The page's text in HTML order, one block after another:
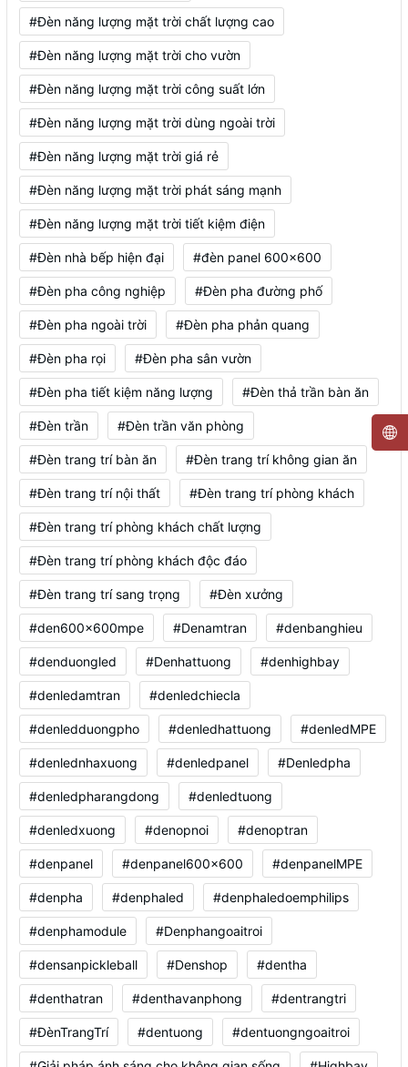
#Đèn năng lượng mặt trời chất lượng cao
#Đèn năng lượng mặt trời cho vườn
#Đèn năng lượng mặt trời công suất lớn
#Đèn năng lượng mặt trời dùng ngoài trời
#Đèn năng lượng mặt trời giá rẻ
#Đèn năng lượng mặt trời phát sáng mạnh
#Đèn năng lượng mặt trời tiết kiệm điện
#Đèn nhà bếp hiện đại #đèn panel 600x600
#Đèn pha công nghiệp #Đèn pha đường phố
#Đèn pha ngoài trời #Đèn pha phản quang
#Đèn pha rọi #Đèn pha sân vườn
#Đèn pha tiết kiệm năng lượng #Đèn thả trần bàn ăn
#Đèn trần #Đèn trần văn phòng
#Đèn trang trí bàn ăn #Đèn trang trí không gian ăn
#Đèn trang trí nội thất #Đèn trang trí phòng khách
#Đèn trang trí phòng khách chất lượng
#Đèn trang trí phòng khách độc đáo
#Đèn trang trí sang trọng #Đèn xưởng
#den600x600mpe #Denamtran #denbanghieu
#denduongled #Denhattuong #denhighbay
#denledamtran #denledchiecla
#denledduongpho #denledhattuong #denledMPE
#denlednhaxuong #denledpanel #Denledpha
#denledpharangdong #denledtuong
#denledxuong #denopnoi #denoptran
#denpanel #denpanel600x600 #denpanelMPE
#denpha #denphaled #denphaledoemphilips
#denphamodule #Denphangoaitroi
#densanpickleball #Denshop #dentha
#denthatran #denthavanphong #dentrangtri
#ĐènTrangTrí #dentuong #dentuongngoaitroi